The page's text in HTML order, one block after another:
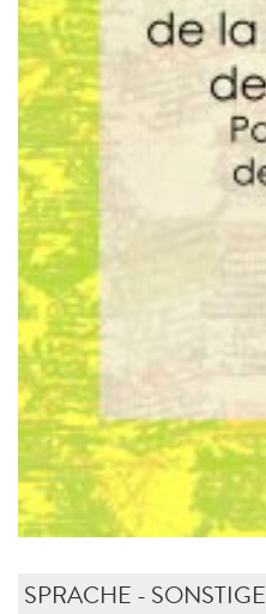
SPRACHE - SONSTIGE